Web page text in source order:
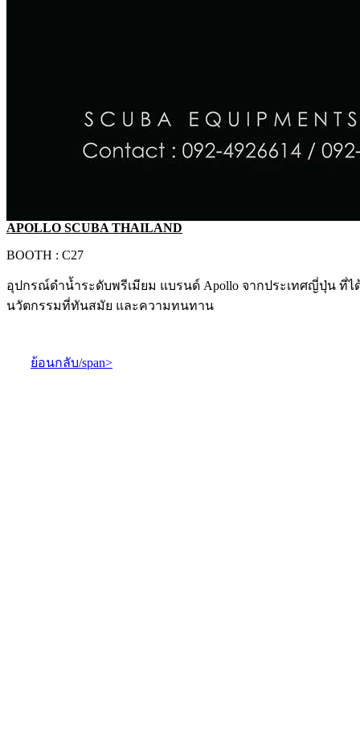
APOLLO SCUBA THAILAND
BOOTH : C27
อุปกรณ์ดำน้ำระดับพรีเมียม แบรนด์ Apollo จากประเทศญี่ปุ่น ที่
นวัตกรรมที่ทันสมัย และความทนทาน
ย้อนกลับ/span>